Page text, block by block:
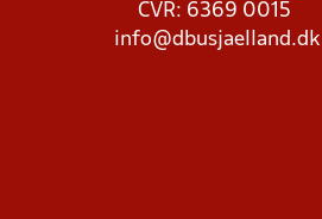
CVR: 6369 0015
info@dbusjaelland.dk